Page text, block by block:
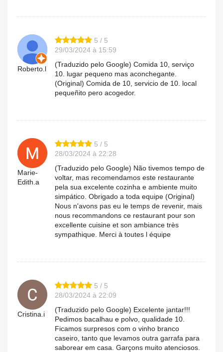
Roberto.l
5 / 5
29/03/2024 à 15:59
(Traduzido pelo Google) Comida 10, serviço
10. lugar pequeno mas aconchegante.
(Original) Comida de 10, servicio de 10. local
pequeñito pero acogedor.
Marie-
Edith.a
5 / 5
28/03/2024 à 22:28
(Traduzido pelo Google) Não tivemos tempo de
voltar, mas recomendamos este restaurante
pela sua excelente cozinha e ambiente muito
simpático. Obrigado a toda equipe (Original)
Nous n'avons pas eu le temps de revenir, mais
nous recommandons ce restaurant pour son
excellente cuisine et son ambiance très
sympathique. Merci à toutes l équipe
Cristina.i
5 / 5
28/03/2024 à 22:09
(Traduzido pelo Google) Excelente jantar!!!
Pedimos bacalhau e polvo, qualidade 10.
Ficamos surpresos com o vinho branco
caseiro, tanto que levamos outra garrafa para
saborear em casa. Garçons muito atenciosos.